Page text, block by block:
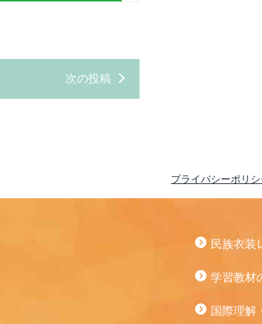
次の投稿
プライバシーポリシ
民族衣装
学習教材
国際理解